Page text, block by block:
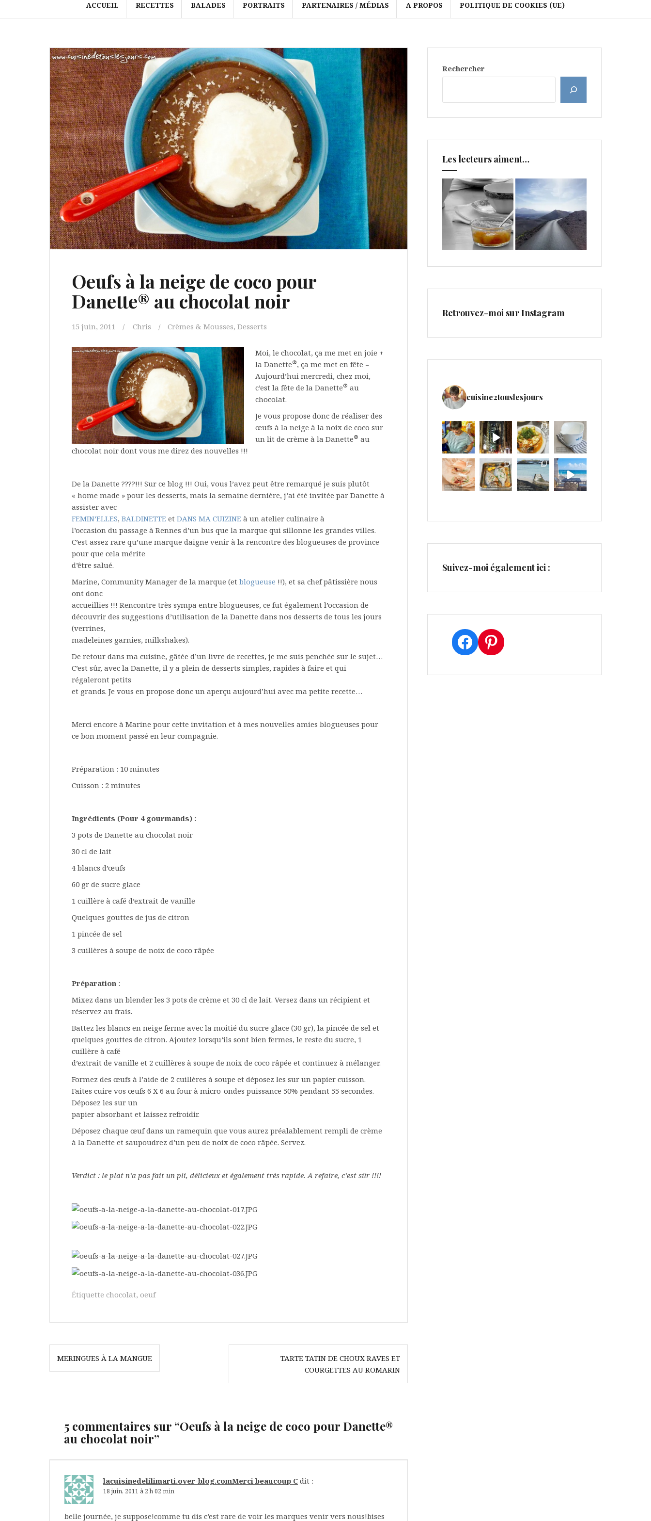
ACCUEIL RECETTES BALADES PORTRAITS PARTENAIRES / MÉDIAS A PROPOS POLITIQUE DE COOKIES (UE)
Oeufs à la neige de coco pour
Danette® au chocolat noir
15 juin, 2011 Chris Crèmes & Mousses, Desserts
Moi, le chocolat, ça me met en joie +
la Danette®, ça me met en fête =
Aujourd’hui mercredi, chez moi,
c’est la fête de la Danette® au
chocolat.
Je vous propose donc de réaliser des
œufs à la neige à la noix de coco sur
un lit de crème à la Danette® au
chocolat noir dont vous me direz des nouvelles !!!
De la Danette ????!!! Sur ce blog !!! Oui, vous l’avez peut être remarqué je suis plutôt
« home made » pour les desserts, mais la semaine dernière, j’ai été invitée par Danette à
assister avec
FEMIN’ELLES, BALDINETTE et DANS MA CUIZINE à un atelier culinaire à
l’occasion du passage à Rennes d’un bus que la marque qui sillonne les grandes villes.
C’est assez rare qu’une marque daigne venir à la rencontre des blogueuses de province
pour que cela mérite
d’être salué.
Marine, Community Manager de la marque (et blogueuse !!), et sa chef pâtissière nous
ont donc
accueillies !!! Rencontre très sympa entre blogueuses, ce fut également l’occasion de
découvrir des suggestions d’utilisation de la Danette dans nos desserts de tous les jours
(verrines,
madeleines garnies, milkshakes).
De retour dans ma cuisine, gâtée d’un livre de recettes, je me suis penchée sur le sujet…
C’est sûr, avec la Danette, il y a plein de desserts simples, rapides à faire et qui
régaleront petits
et grands. Je vous en propose donc un aperçu aujourd’hui avec ma petite recette…
Merci encore à Marine pour cette invitation et à mes nouvelles amies blogueuses pour
ce bon moment passé en leur compagnie.
Préparation : 10 minutes
Cuisson : 2 minutes
Ingrédients (Pour 4 gourmands) :
3 pots de Danette au chocolat noir
30 cl de lait
4 blancs d’œufs
60 gr de sucre glace
1 cuillère à café d’extrait de vanille
Quelques gouttes de jus de citron
1 pincée de sel
3 cuillères à soupe de noix de coco râpée
Préparation :
Mixez dans un blender les 3 pots de crème et 30 cl de lait. Versez dans un récipient et
réservez au frais.
Battez les blancs en neige ferme avec la moitié du sucre glace (30 gr), la pincée de sel et
quelques gouttes de citron. Ajoutez lorsqu’ils sont bien fermes, le reste du sucre, 1
cuillère à café
d’extrait de vanille et 2 cuillères à soupe de noix de coco râpée et continuez à mélanger.
Formez des œufs à l’aide de 2 cuillères à soupe et déposez les sur un papier cuisson.
Faites cuire vos œufs 6 X 6 au four à micro-ondes puissance 50% pendant 55 secondes.
Déposez les sur un
papier absorbant et laissez refroidir.
Déposez chaque œuf dans un ramequin que vous aurez préalablement rempli de crème
à la Danette et saupoudrez d’un peu de noix de coco râpée. Servez.
Verdict : le plat n’a pas fait un pli, délicieux et également très rapide. A refaire, c’est sûr !!!!
Étiquette chocolat, oeuf
Navigation
deMERINGUES À LA MANGUE
TARTE TATIN DE CHOUX RAVES ET
COURGETTES AU ROMARIN
5 commentaires sur “Oeufs à la neige de coco pour Danette®
au chocolat noir”
lacuisinedelilimarti.over-blog.comMerci beaucoup C dit :
18 juin, 2011 à 2 h 02 min
belle journée, je suppose!comme tu dis c’est rare de voir les marques venir vers nous!bises
Rechercher
Les lecteurs aiment…
Retrouvez-moi sur Instagram
cuisine2touslesjours
Suivez-moi également ici :
Facebook
Pinterest